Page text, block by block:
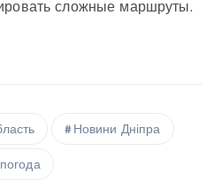
сложные маршруты.
Новини Дніпра
погода